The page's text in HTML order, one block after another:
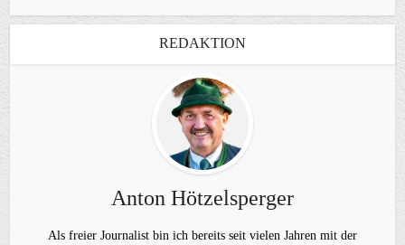
REDAKTION
Anton Hötzelsperger
Als freier Journalist bin ich bereits seit vielen Jahren mit der